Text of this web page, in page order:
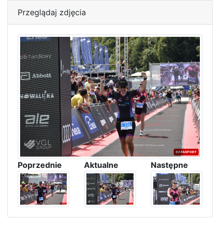
Przeglądaj zdjęcia
Poprzednie Aktualne Następne